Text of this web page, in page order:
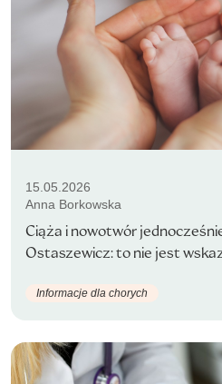
15.05.2026
Anna Borkowska
Ciąża i nowotwór
Ostaszewicz: to nie jest
Informacje dla chorych